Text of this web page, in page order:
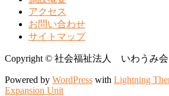
アクセス
お問い合わせ
サイトマップ
Copyright © 社会福祉法人 いわうみ会
Powered by WordPress with Lightning
Expansion Unit